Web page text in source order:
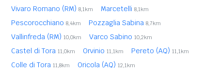
Vivaro Romano (RM) 8,1km Marcetelli 8,1km
Pescorocchiano 8,4km Pozzaglia Sabina 8,7km
Vallinfreda (RM) 10,0km Varco Sabino 10,2km
Castel di Tora 11,0km Orvinio 11,1km Pereto (AQ) 11,1km
Colle di Tora 11,8km Oricola (AQ) 12,1km